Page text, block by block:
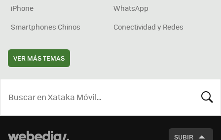
iPhone
WhatsApp
Smartphones Chinos
Conectividad y Redes
VER MÁS TEMAS
SUBIR